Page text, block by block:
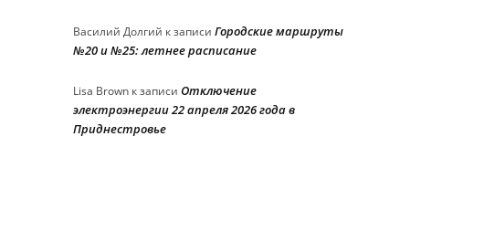
Василий Долгий к записи Городские маршруты
№20 и №25: летнее расписание
Lisa Brown к записи Отключение
электроэнергии 22 апреля 2026 года в
Приднестровье